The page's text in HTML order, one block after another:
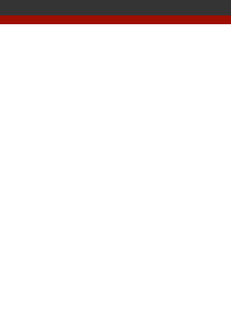
bình thạnh, thủ đức, q7, bình chánh, củ chi, q12, đà nẵng,
ốp, bảng, biển, hiệu, led, điện tử, ma trận, giá, rẻ, gia